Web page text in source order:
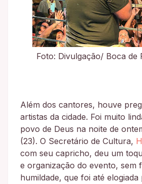
Foto: Divulgação/ Boca de
Além dos cantores, houve
artistas da cidade. Foi muito
povo de Deus na noite de
(23). O Secretário de Cultura,
com seu capricho, deu um
e organização do evento, sem
humildade, que foi até